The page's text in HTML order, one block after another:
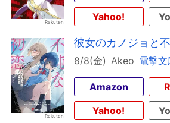
Yahoo!
彼女のカノジョと
8/8(金) Akeo 電撃文
Amazon
Yahoo!